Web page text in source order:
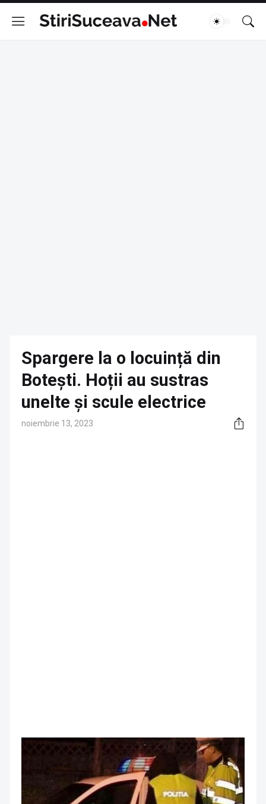
Spargere la o locuință din
Botești. Hoții au sustras
unelte și scule electrice
noiembrie 13, 2023